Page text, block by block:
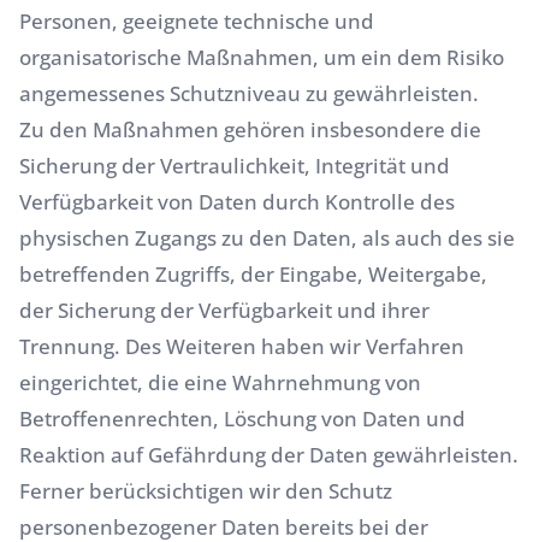
Personen, geeignete technische und
organisatorische Maßnahmen, um ein dem Risiko
angemessenes Schutzniveau zu gewährleisten.
Zu den Maßnahmen gehören insbesondere die
Sicherung der Vertraulichkeit, Integrität und
Verfügbarkeit von Daten durch Kontrolle des
physischen Zugangs zu den Daten, als auch des sie
betreffenden Zugriffs, der Eingabe, Weitergabe,
der Sicherung der Verfügbarkeit und ihrer
Trennung. Des Weiteren haben wir Verfahren
eingerichtet, die eine Wahrnehmung von
Betroffenenrechten, Löschung von Daten und
Reaktion auf Gefährdung der Daten gewährleisten.
Ferner berücksichtigen wir den Schutz
personenbezogener Daten bereits bei der